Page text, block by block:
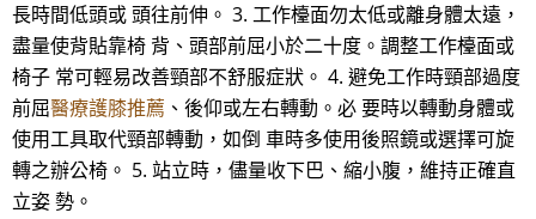
長時間低頭或 頭往前伸。 3. 工作檯面勿太低或離身體太遠，
盡量使背貼靠椅 背、頭部前屈小於二十度。調整工作檯面或
椅子 常可輕易改善頸部不舒服症狀。 4. 避免工作時頸部過度
前屈醫療護膝推薦 、後仰或左右轉動。必 要時以轉動身體或
使用工具取代頸部轉動，如倒 車時多使用後照鏡或選擇可旋
轉之辦公椅。 5. 站立時，儘量收下巴、縮小腹，維持正確直
立姿 勢。